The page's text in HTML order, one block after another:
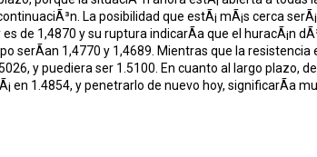
La posibilidad que estÃ¡ mÃ¡s cerca
de 1,4870 y su ruptura indicarÃ­a que el huracÃ¡n
serÃ­an 1,4770 y 1,4689. Mientras que la resistencia
y puediera ser 1.5100. En cuanto al largo plazo,
en 1.4854, y penetrarlo de nuevo hoy, significarÃ­a